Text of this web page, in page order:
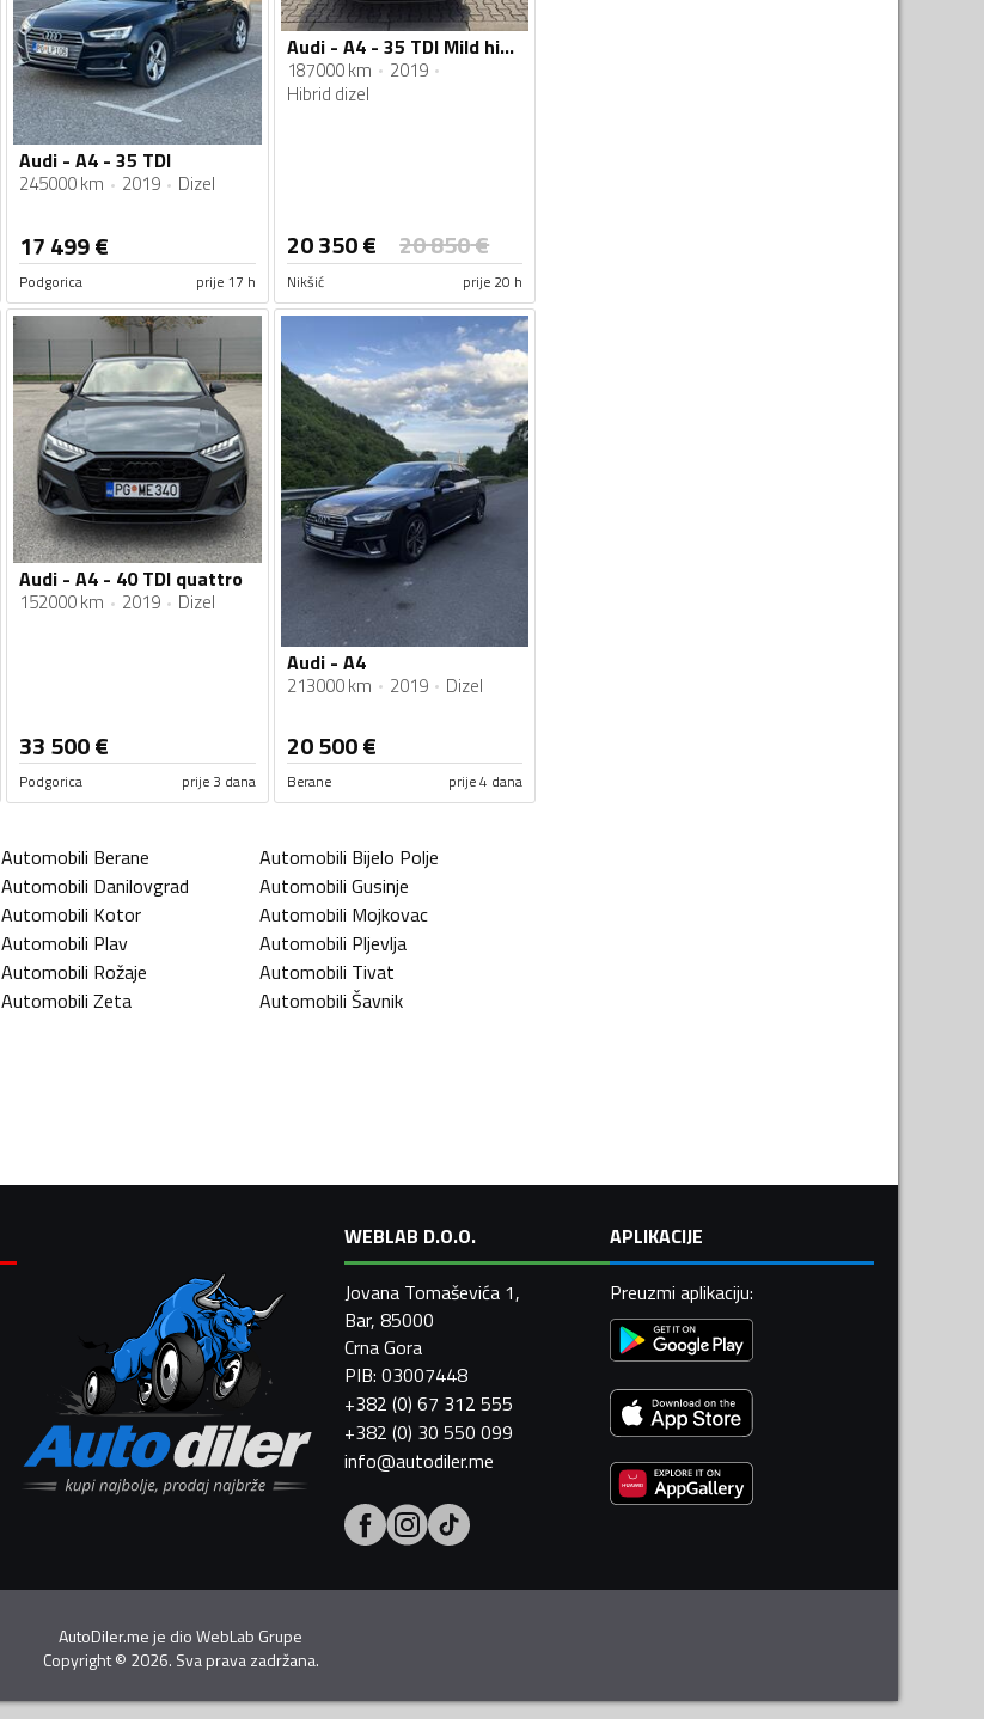
Audi - A4 - 35 TDI
245000 km 2019 Dizel
17 499€
Podgorica prije 17 h
Audi - A4 - 35 TDI Mild hibrid
187000 km
2019
Hibrid dizel
20 350€ 20 850€
Nikšić prije 20 h
Audi - A4 - 40 TDI quattro
152000 km 2019 Dizel
33 500€
Podgorica prije 3 dana
Audi - A4
213000 km 2019 Dizel
20 500€
Berane prije 4 dana
Automobili Berane Automobili Bijelo Polje
Automobili Danilovgrad Automobili Gusinje
Automobili Kotor Automobili Mojkovac
Automobili Plav Automobili Pljevlja
Automobili Rožaje Automobili Tivat
Automobili Zeta Automobili Šavnik
WEBLAB D.O.O.
Jovana Tomaševića 1,
Bar, 85000
Crna Gora
PIB: 03007448
+382 (0) 67 312 555
+382 (0) 30 550 099
info@autodiler.me
APLIKACIJE
Preuzmi aplikaciju:
AutoDiler.me je dioWebLab Grupe
Copyright© 2026. Sva prava zadržana.